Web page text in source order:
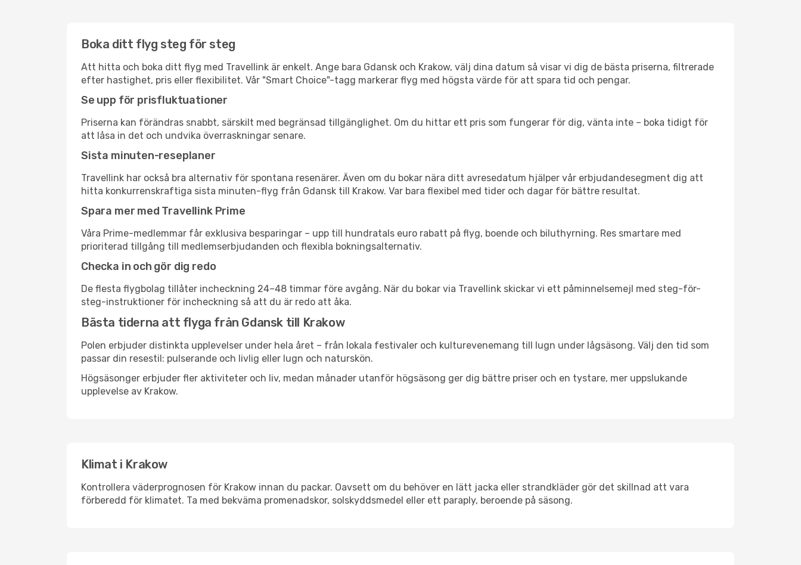
Boka ditt flyg steg för steg
Att hitta och boka ditt flyg med Travellink är enkelt. Ange bara Gdansk och Krakow, välj dina datum så visar vi dig de bästa priserna, filtrerade
efter hastighet, pris eller flexibilitet. Vår "Smart Choice"-tagg markerar flyg med högsta värde för att spara tid och pengar.
Se upp för prisfluktuationer
Priserna kan förändras snabbt, särskilt med begränsad tillgänglighet. Om du hittar ett pris som fungerar för dig, vänta inte – boka tidigt för
att låsa in det och undvika överraskningar senare.
Sista minuten-reseplaner
Travellink har också bra alternativ för spontana resenärer. Även om du bokar nära ditt avresedatum hjälper vår erbjudandesegment dig att
hitta konkurrenskraftiga sista minuten-flyg från Gdansk till Krakow. Var bara flexibel med tider och dagar för bättre resultat.
Spara mer med Travellink Prime
Våra Prime-medlemmar får exklusiva besparingar – upp till hundratals euro rabatt på flyg, boende och biluthyrning. Res smartare med
prioriterad tillgång till medlemserbjudanden och flexibla bokningsalternativ.
Checka in och gör dig redo
De flesta flygbolag tillåter incheckning 24–48 timmar före avgång. När du bokar via Travellink skickar vi ett påminnelsemejl med steg-för-
steg-instruktioner för incheckning så att du är redo att åka.
Bästa tiderna att flyga från Gdansk till Krakow
Polen erbjuder distinkta upplevelser under hela året – från lokala festivaler och kulturevenemang till lugn under lågsäsong. Välj den tid som
passar din resestil: pulserande och livlig eller lugn och naturskön.
Högsäsonger erbjuder fler aktiviteter och liv, medan månader utanför högsäsong ger dig bättre priser och en tystare, mer uppslukande
upplevelse av Krakow.
Klimat i Krakow
Kontrollera väderprognosen för Krakow innan du packar. Oavsett om du behöver en lätt jacka eller strandkläder gör det skillnad att vara
förberedd för klimatet. Ta med bekväma promenadskor, solskyddsmedel eller ett paraply, beroende på säsong.